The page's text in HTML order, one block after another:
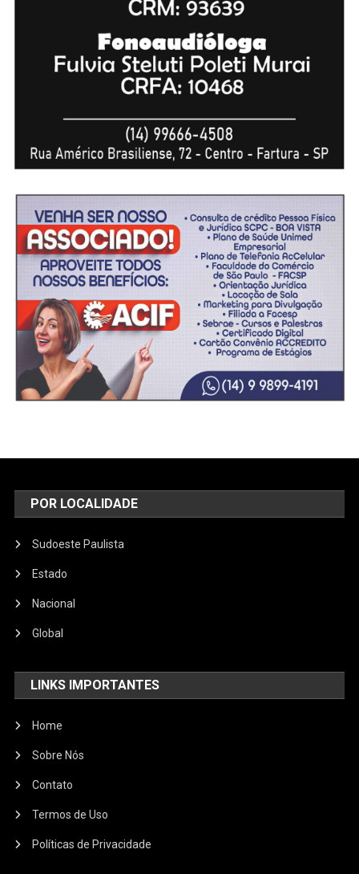
POR LOCALIDADE
Sudoeste Paulista
Estado
Nacional
Global
LINKS IMPORTANTES
Home
Sobre Nós
Contato
Termos de Uso
Políticas de Privacidade